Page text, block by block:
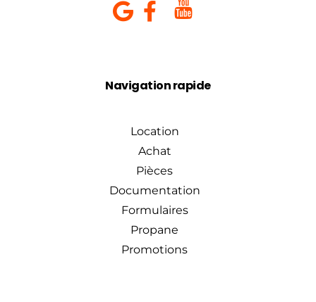
Navigation rapide
Location
Achat
Pièces
Documentation
Formulaires
Propane
Promotions